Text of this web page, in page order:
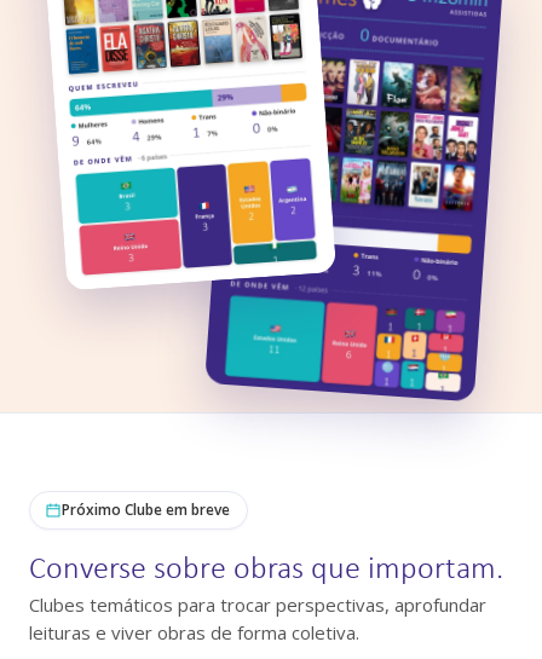
Próximo Clube em breve
Converse sobre obras que importam.
Clubes temáticos para trocar perspectivas, aprofundar
leituras e viver obras de forma coletiva.